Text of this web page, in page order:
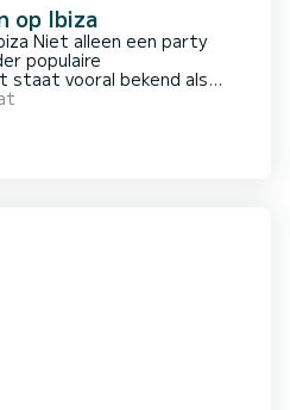
op Ibiza
party
staat vooral bekend als
niets. Elke zomer weer
naar het eiland om